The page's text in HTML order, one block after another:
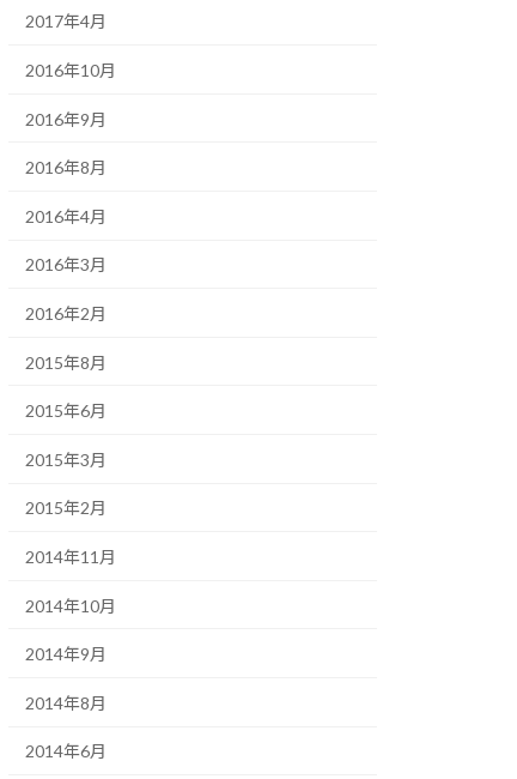
2017年4月
2016年10月
2016年9月
2016年8月
2016年4月
2016年3月
2016年2月
2015年8月
2015年6月
2015年3月
2015年2月
2014年11月
2014年10月
2014年9月
2014年8月
2014年6月